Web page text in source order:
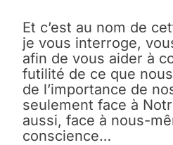
Et c’est au nom de
je vous interroge,
afin de vous aider à
futilité de ce que
de l’importance de
seulement face à
aussi, face à nous-
conscience…